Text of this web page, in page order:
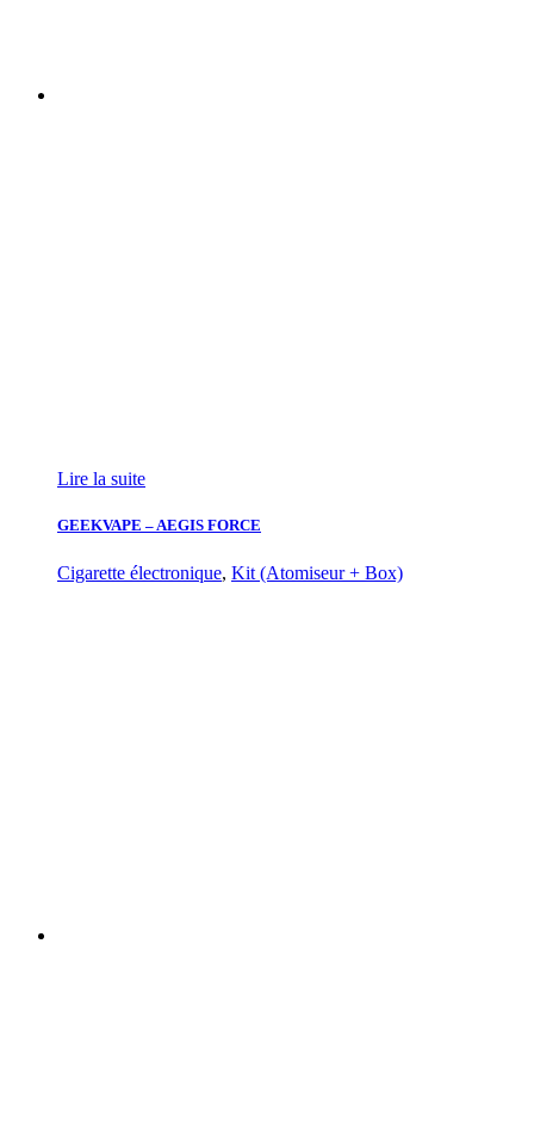
Lire la suite
GEEKVAPE – AEGIS FORCE
Cigarette électronique, Kit (Atomiseur + Box)